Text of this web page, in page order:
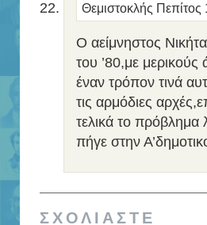
Θεμιστοκλής Πεπίτος
Ο αείμνηστος
του ’80,με μερικούς
έναν τρόπον τινά
τις αρμόδιες
τελικά το
πήγε στην
ΣΧΟΛΙΑΣΤΕ